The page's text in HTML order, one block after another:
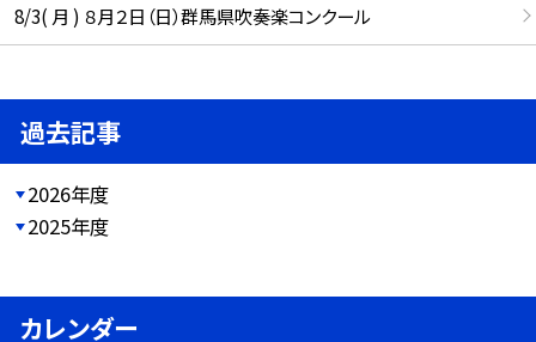
8/3( 月 ) ８月２日（日）群馬県吹奏楽コンクール
過去記事
2026年度
2025年度
カレンダー